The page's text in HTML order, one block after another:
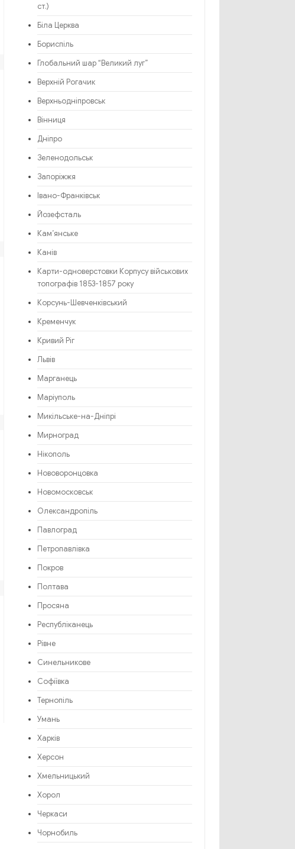
ст.)
Біла Церква
Бориспіль
Глобальний шар “Великий луг”
Верхній Рогачик
Верхньодніпровськ
Вінниця
Дніпро
Зеленодольськ
Запоріжжя
Івано-Франківськ
Йозефсталь
Кам’янське
Канів
Карти-одноверстовки Корпусу військових
топографів 1853-1857 року
Корсунь-Шевченківський
Кременчук
Кривий Ріг
Львів
Марганець
Маріуполь
Микільське-на-Дніпрі
Мирноград
Нікополь
Нововоронцовка
Новомосковськ
Олександропіль
Павлоград
Петропавлівка
Покров
Полтава
Просяна
Республіканець
Рівне
Синельникове
Софіївка
Тернопіль
Умань
Харків
Херсон
Хмельницький
Хорол
Черкаси
Чорнобиль